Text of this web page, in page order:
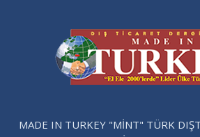
MADE IN TURKEY "MİNT" TÜRK